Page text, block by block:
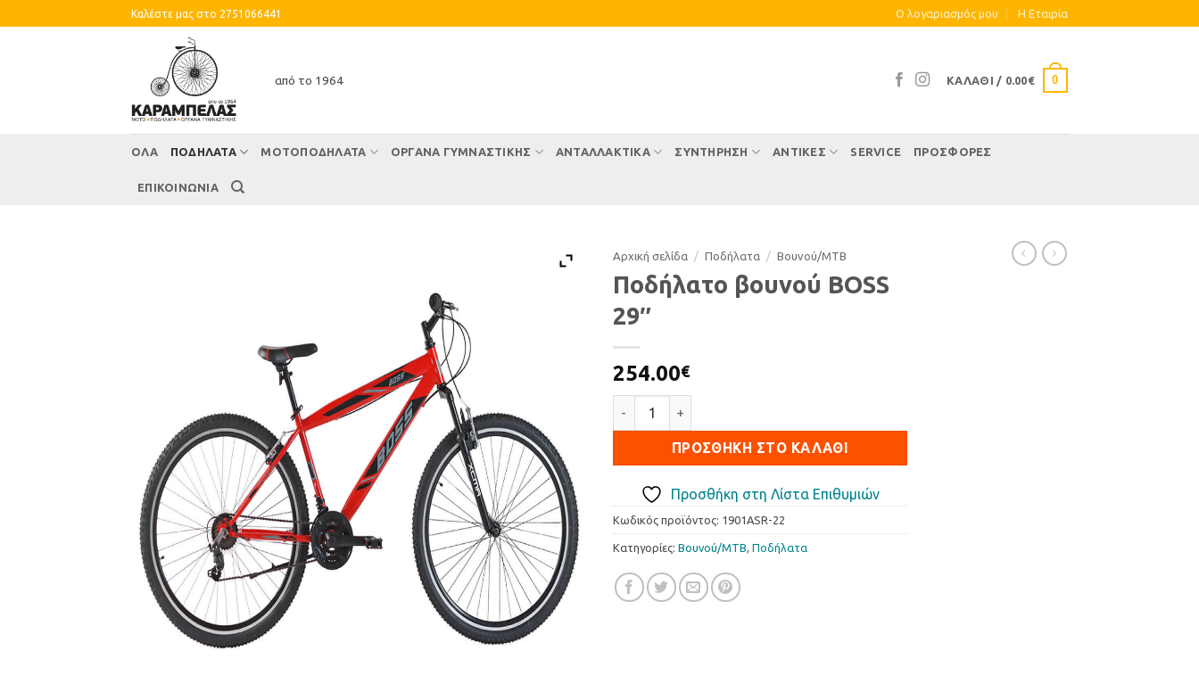
to
Καλέστε μας στο 2751066441 Ο λογαριασμός μου Η Eταιρία
από το 1964 ΚΑΛΆΘΙ / 0.00€ 0
ΌΛΑ ΠΟΔΗΛΑΤΑ ΜΟΤΟΠΟΔΗΛΑΤΑ ΟΡΓΑΝΑ ΓΥΜΝΑΣΤΙΚΗΣ ΑΝΤΑΛΛΑΚΤΙΚΑ ΣΥΝΤΉΡΗΣΗ ΑΝΤΊΚΕΣ SERVICE ΠΡΟΣΦΟΡΕΣ
ΕΠΙΚΟΙΝΩΝΙΑ
Αρχική σελίδα / Ποδήλατα / Βουνού/ΜΤΒ
Ποδήλατο βουνού BOSS
29″
254.00€
ΠΡΟΣΘΉΚΗ ΣΤΟ ΚΑΛΆΘΙ
Προσθήκη στη Λίστα Επιθυμιών
Κωδικός προϊόντος: 1901ASR-22
Κατηγορίες: Βουνού/ΜΤΒ, Ποδήλατα